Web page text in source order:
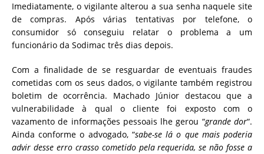
Imediatamente, o vigilante alterou a sua senha naquele site
de compras. Após várias tentativas por telefone, o
consumidor só conseguiu relatar o problema a um
funcionário da Sodimac três dias depois.
Com a finalidade de se resguardar de eventuais fraudes
cometidas com os seus dados, o vigilante também registrou
boletim de ocorrência. Machado Júnior destacou que a
vulnerabilidade à qual o cliente foi exposto com o
vazamento de informações pessoais lhe gerou “grande dor“.
Ainda conforme o advogado, “sabe-se lá o que mais poderia
advir desse erro crasso cometido pela requerida, se não fosse a